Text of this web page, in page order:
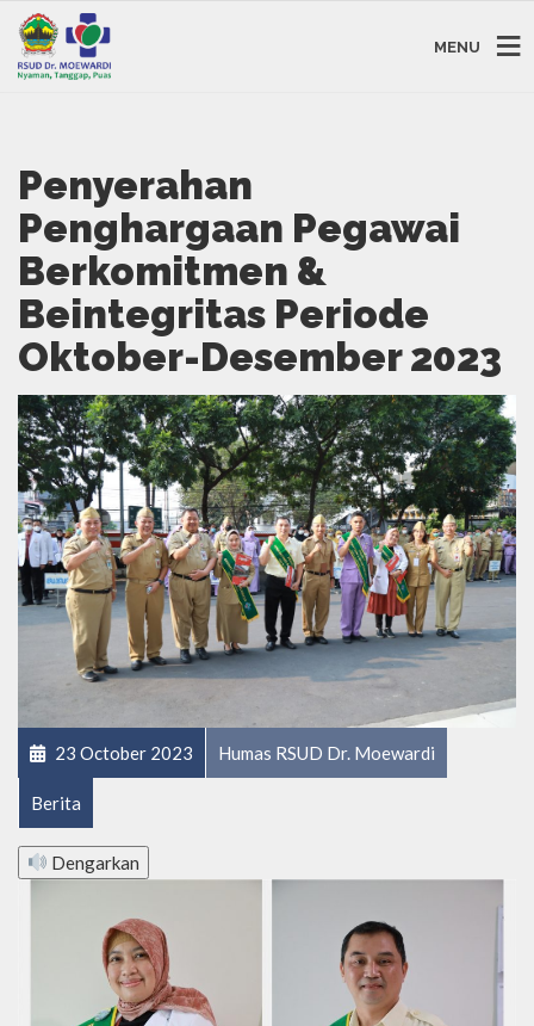
MENU
Penyerahan
Penghargaan Pegawai
Berkomitmen &
Beintegritas Periode
Oktober-Desember 2023
23 October 2023 Humas RSUD Dr. Moewardi
Berita
Dengarkan